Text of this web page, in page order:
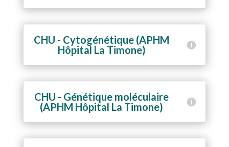
CHU - Cytogénétique (APHM
Hôpital La Timone)
CHU - Génétique moléculaire
(APHM Hôpital La Timone)